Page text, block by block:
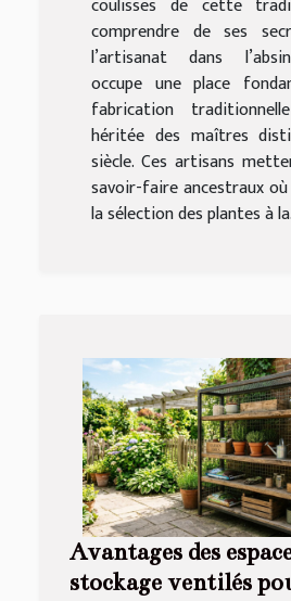
coulisses de cette
comprendre de ses
l’artisanat dans
occupe une place
fabrication
héritée des maîtres
siècle. Ces artisans
savoir-faire ancestraux
la sélection des plantes à
Avantages des
stockage ventilés